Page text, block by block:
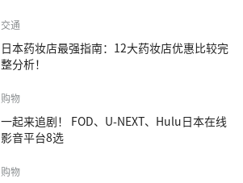
交通
日本药妆店最强指南：12大药妆店优惠比较完
整分析！
购物
一起来追剧！ FOD、U-NEXT、Hulu日本在线
影音平台8选
购物